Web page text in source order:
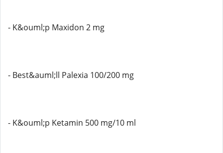
- K&ouml;p Maxidon 2 mg
- Best&auml;ll Palexia 100/200 mg
- K&ouml;p Ketamin 500 mg/10 ml